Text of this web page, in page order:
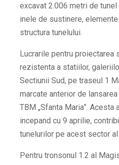
excavat 2.006 metri de
inele de sustinere,
structura tunelului.
Lucrarile pentru proiectarea
rezistenta a statiilor,
Sectiunii Sud, pe traseul 1
marcate anterior de
TBM „Sfanta Maria”. Acesta
incepand cu 9 aprilie,
tunelurilor pe acest sector
Pentru tronsonul 1.2 al